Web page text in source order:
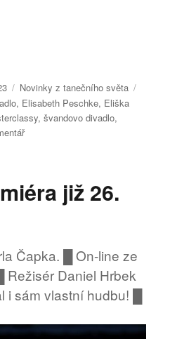
Rubriky:
Novinky z tanečního světa
, Elisabeth Peschke, Eliška
,švandovo divadlo,
pro
Švandovo
divadlo
Elišky
Peškové
již 26.
Čapka. █ On-line ze
Režisér Daniel Hrbek
i sám vlastní hudbu! █